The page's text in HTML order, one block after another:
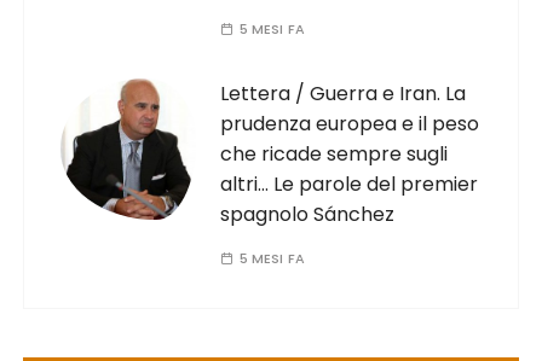
5 MESI FA
Lettera / Guerra e Iran. La
prudenza europea e il peso
che ricade sempre sugli
altri… Le parole del premier
spagnolo Sánchez
5 MESI FA